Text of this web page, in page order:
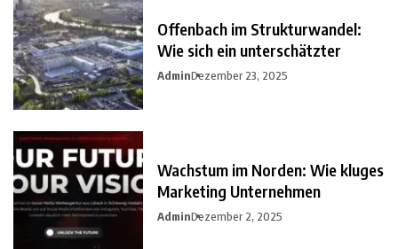
Offenbach im Strukturwandel:
Wie sich ein unterschätzter
AdminDezember 23, 2025
Wachstum im Norden: Wie kluges
Marketing Unternehmen
AdminDezember 2, 2025